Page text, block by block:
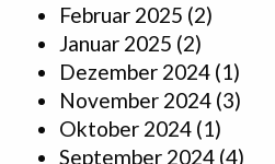
Februar 2025 (2)
Januar 2025 (2)
Dezember 2024 (1)
November 2024 (3)
Oktober 2024 (1)
September 2024 (4)